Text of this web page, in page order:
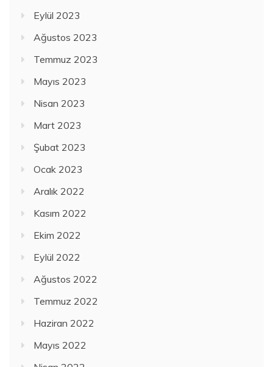
Eylül 2023
Ağustos 2023
Temmuz 2023
Mayıs 2023
Nisan 2023
Mart 2023
Şubat 2023
Ocak 2023
Aralık 2022
Kasım 2022
Ekim 2022
Eylül 2022
Ağustos 2022
Temmuz 2022
Haziran 2022
Mayıs 2022